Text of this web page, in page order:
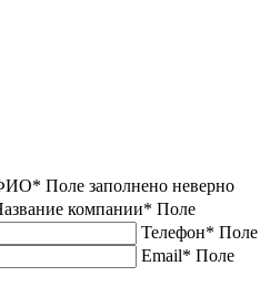
* Поле заполнено неверно
компании* Поле
Телефон* Поле
Email* Поле